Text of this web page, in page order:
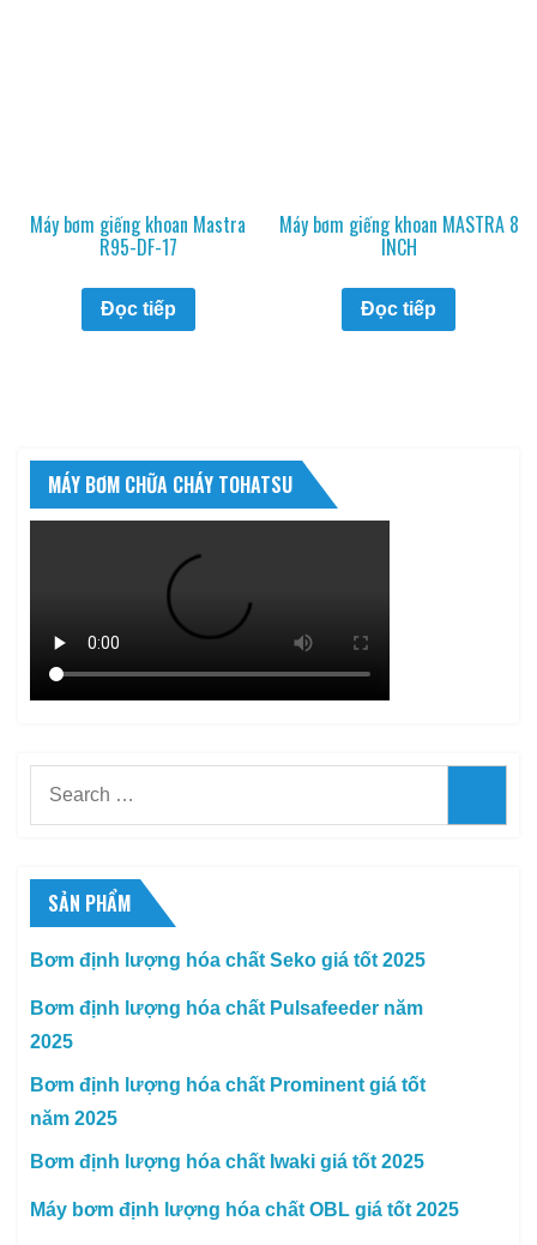
Máy bơm giếng khoan Mastra
R95-DF-17
Đọc tiếp
Máy bơm giếng khoan MASTRA 8
INCH
Đọc tiếp
MÁY BƠM CHỮA CHÁY TOHATSU
SẢN PHẨM
Bơm định lượng hóa chất Seko giá tốt 2025
Bơm định lượng hóa chất Pulsafeeder năm
2025
Bơm định lượng hóa chất Prominent giá tốt
năm 2025
Bơm định lượng hóa chất Iwaki giá tốt 2025
Máy bơm định lượng hóa chất OBL giá tốt 2025